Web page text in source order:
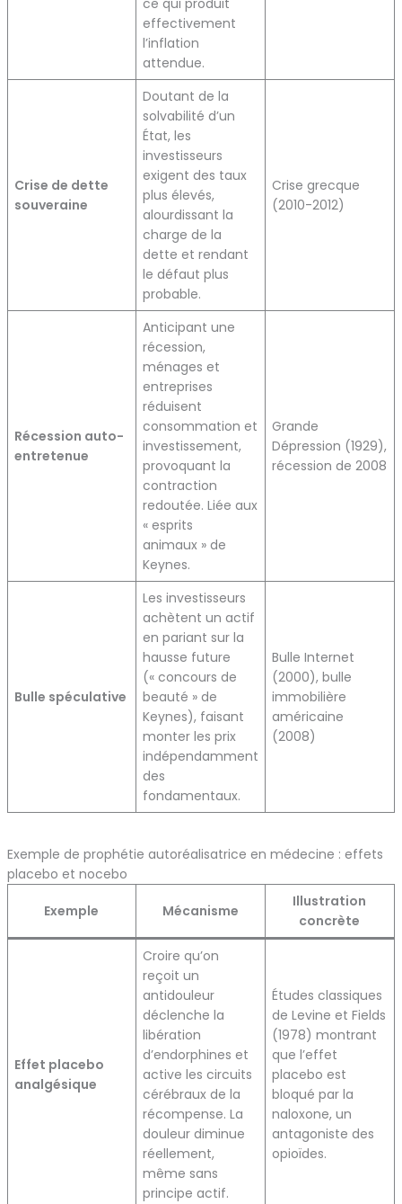
ce qui produit
effectivement
l’inflation
attendue.
Crise de dette
souveraine
Doutant de la
solvabilité d’un
État, les
investisseurs
exigent des taux
plus élevés,
alourdissant la
charge de la
dette et rendant
le défaut plus
probable.
Crise grecque
(2010-2012)
Récession auto-
entretenue
Anticipant une
récession,
ménages et
entreprises
réduisent
consommation et
investissement,
provoquant la
contraction
redoutée. Liée aux
« esprits
animaux » de
Keynes.
Grande
Dépression (1929),
récession de 2008
Bulle spéculative
Les investisseurs
achètent un actif
en pariant sur la
hausse future
(« concours de
beauté » de
Keynes), faisant
monter les prix
indépendamment
des
fondamentaux.
Bulle Internet
(2000), bulle
immobilière
américaine
(2008)
Exemple de prophétie autoréalisatrice en médecine : effets
placebo et nocebo
Exemple Mécanisme
Illustration
concrète
Effet placebo
analgésique
Croire qu’on
reçoit un
antidouleur
déclenche la
libération
d’endorphines et
active les circuits
cérébraux de la
récompense. La
douleur diminue
réellement,
même sans
principe actif.
Études classiques
de Levine et Fields
(1978) montrant
que l’effet
placebo est
bloqué par la
naloxone, un
antagoniste des
opioïdes.